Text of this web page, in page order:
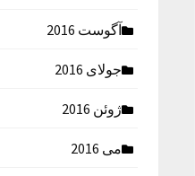
آگوست 2016
جولای 2016
ژوئن 2016
می 2016